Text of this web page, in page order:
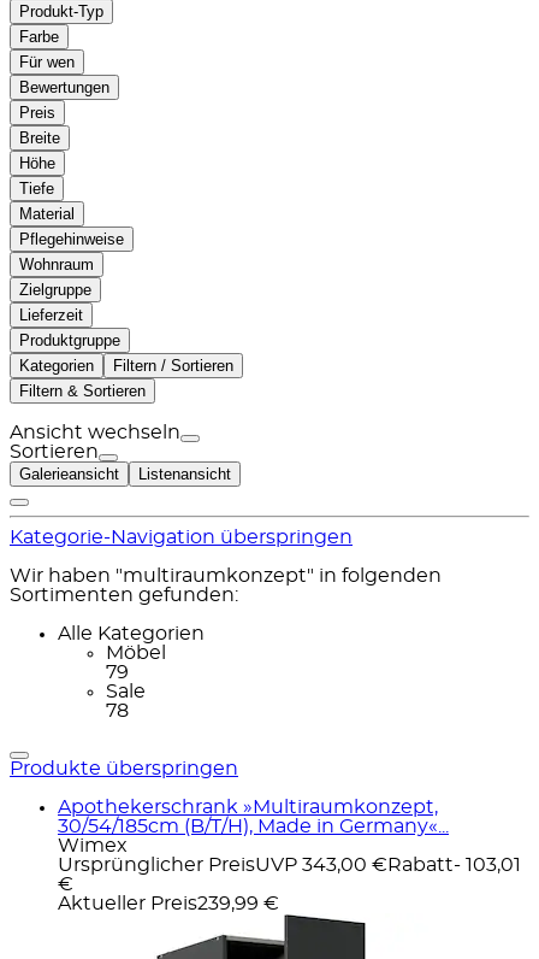
Produkt-Typ
Farbe
Für wen
Bewertungen
Preis
Breite
Höhe
Tiefe
Material
Pflegehinweise
Wohnraum
Zielgruppe
Lieferzeit
Produktgruppe
Kategorien
Filtern / Sortieren
Filtern & Sortieren
Ansicht wechseln
Sortieren
Galerieansicht Listenansicht
Kategorie-Navigation überspringen
Wir haben "multiraumkonzept" in folgenden
Sortimenten gefunden:
Alle Kategorien
Möbel
79
Sale
78
Produkte überspringen
Apothekerschrank »Multiraumkonzept,
30/54/185cm (B/T/H), Made in Germany«...
Wimex
Ursprünglicher PreisUVP 343,00 € Rabatt- 103,01
€
Aktueller Preis239,99 €